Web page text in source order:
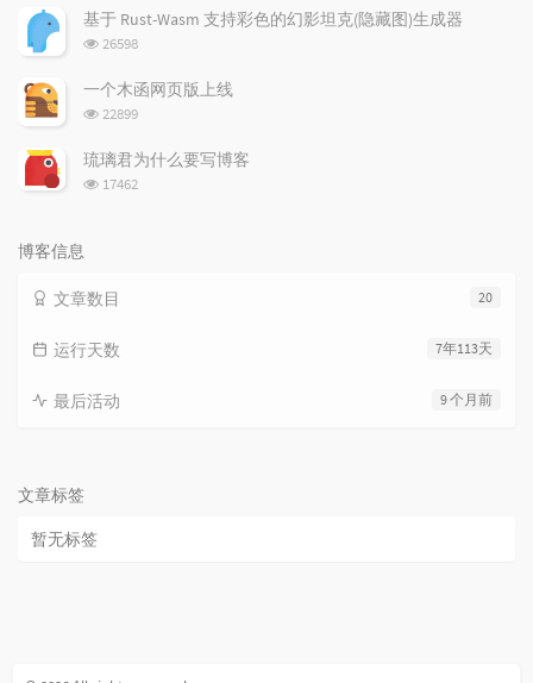
次
数:
基于 Rust-Wasm 支持彩色的幻影坦克(隐藏图)生成器
浏
次
数:
26598
一个木函网页版上线
浏
次
数:
22899
琉璃君为什么要写博客
浏
17462
博客信息
20
文章数目
7年113天
运行天数
9 个月前
最后活动
文章标签
暂无标签